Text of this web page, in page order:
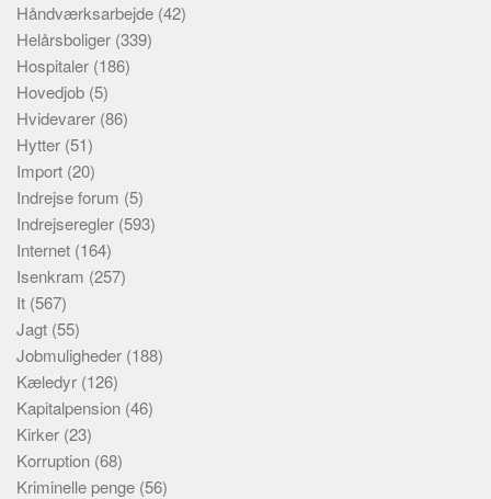
Håndværksarbejde (42)
Helårsboliger (339)
Hospitaler (186)
Hovedjob (5)
Hvidevarer (86)
Hytter (51)
Import (20)
Indrejse forum (5)
Indrejseregler (593)
Internet (164)
Isenkram (257)
It (567)
Jagt (55)
Jobmuligheder (188)
Kæledyr (126)
Kapitalpension (46)
Kirker (23)
Korruption (68)
Kriminelle penge (56)